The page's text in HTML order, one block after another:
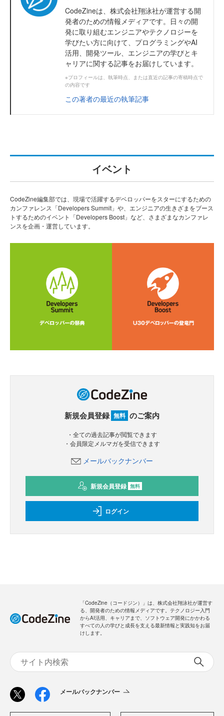
CodeZineは、株式会社翔泳社が運営する開
発者のための情報メディアです。日々の開
発に取り組むエンジニアやテクノロジーを
学びたい方に向けて、プログラミングやAI
活用、開発ツール、エンジニアの学びとキ
ャリアに関する記事をお届けしています。
※プロフィールは、執筆時点、または直近の記事の寄稿時点で
の内容です
この著者の最近の執筆記事
イベント
CodeZine編集部では、現場で活躍するデベロッパーをスターにするための
カンファレンス「Developers Summit」や、エンジニアの生きざまをブース
トするためのイベント「Developers Boost」など、さまざまなカンファレ
ンスを企画・運営しています。
新規会員登録 無料 のご案内
・全ての過去記事が閲覧できます
・会員限定メルマガを受信できます
メールバックナンバー
新規会員登録 無料
ログイン
「CodeZine（コードジン）」は、株式会社翔泳社が運営す
る、開発者のための情報メディアです。テクノロジー入門
からAI活用、キャリアまで、ソフトウェア開発にかかわる
すべての人の学びと成長を支える最新情報と実践知をお届
けします。
メールバックナンバー